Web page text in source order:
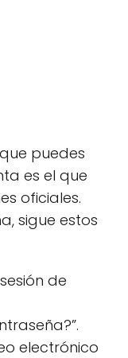
puedes
es el que
oficiales.
sigue estos
de
electrónico